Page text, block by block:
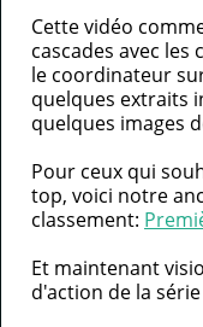
CONTACT
A
Cette vidéo
cascades avec les
le coordinateur
quelques extraits
quelques images
Pour ceux qui
top, voici notre
classement:
Et maintenant
d'action de la série